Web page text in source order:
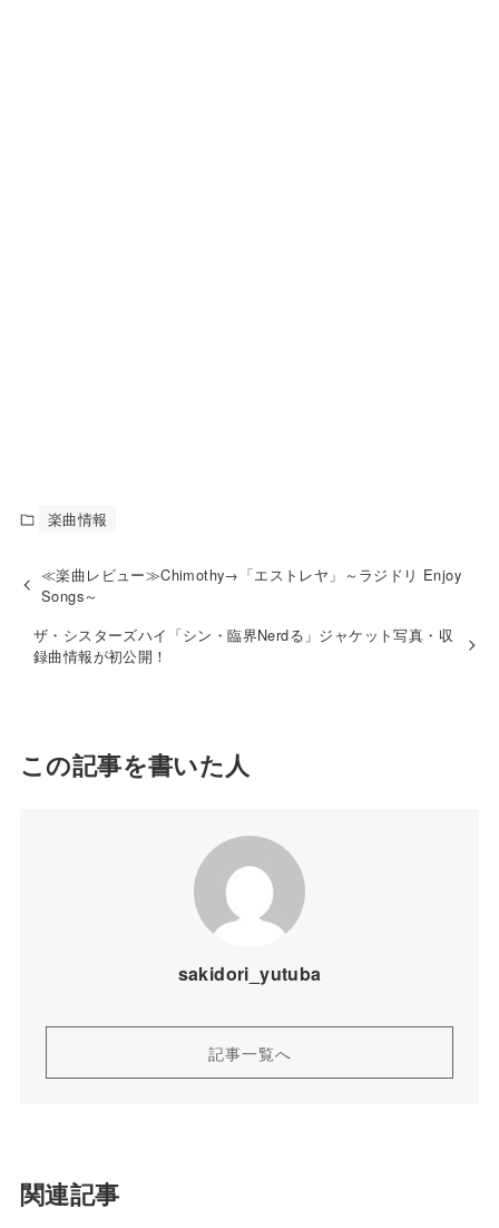
楽曲情報
≪楽曲レビュー≫Chimothy→「エストレヤ」～ラジドリ Enjoy
Songs～
ザ・シスターズハイ「シン・臨界Nerdる」ジャケット写真・収
録曲情報が初公開！
この記事を書いた人
sakidori_yutuba
記事一覧へ
関連記事